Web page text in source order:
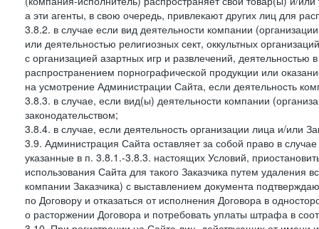
а эти агенты, в свою очередь, привлекают других лиц для
3.8.2. в случае если вид деятельности компании
или деятельностью религиозных сект, оккультных
с организацией азартных игр и развлечений,
распространением порнографической продукции или
на усмотрение Администрации Сайта, если деятельность
3.8.3. в случае, если вид(ы) деятельности компании
законодательством;
3.8.4. в случае, если деятельность организации лица и/или
3.9. Администрация Сайта оставляет за собой право в
указанные в п. 3.8.1.-3.8.3. настоящих Условий,
использования Сайта для такого Заказчика путем
компании Заказчика) с выставлением документа
по Договору и отказаться от исполнения Договора в
о расторжении Договора и потребовать уплаты штрафа в